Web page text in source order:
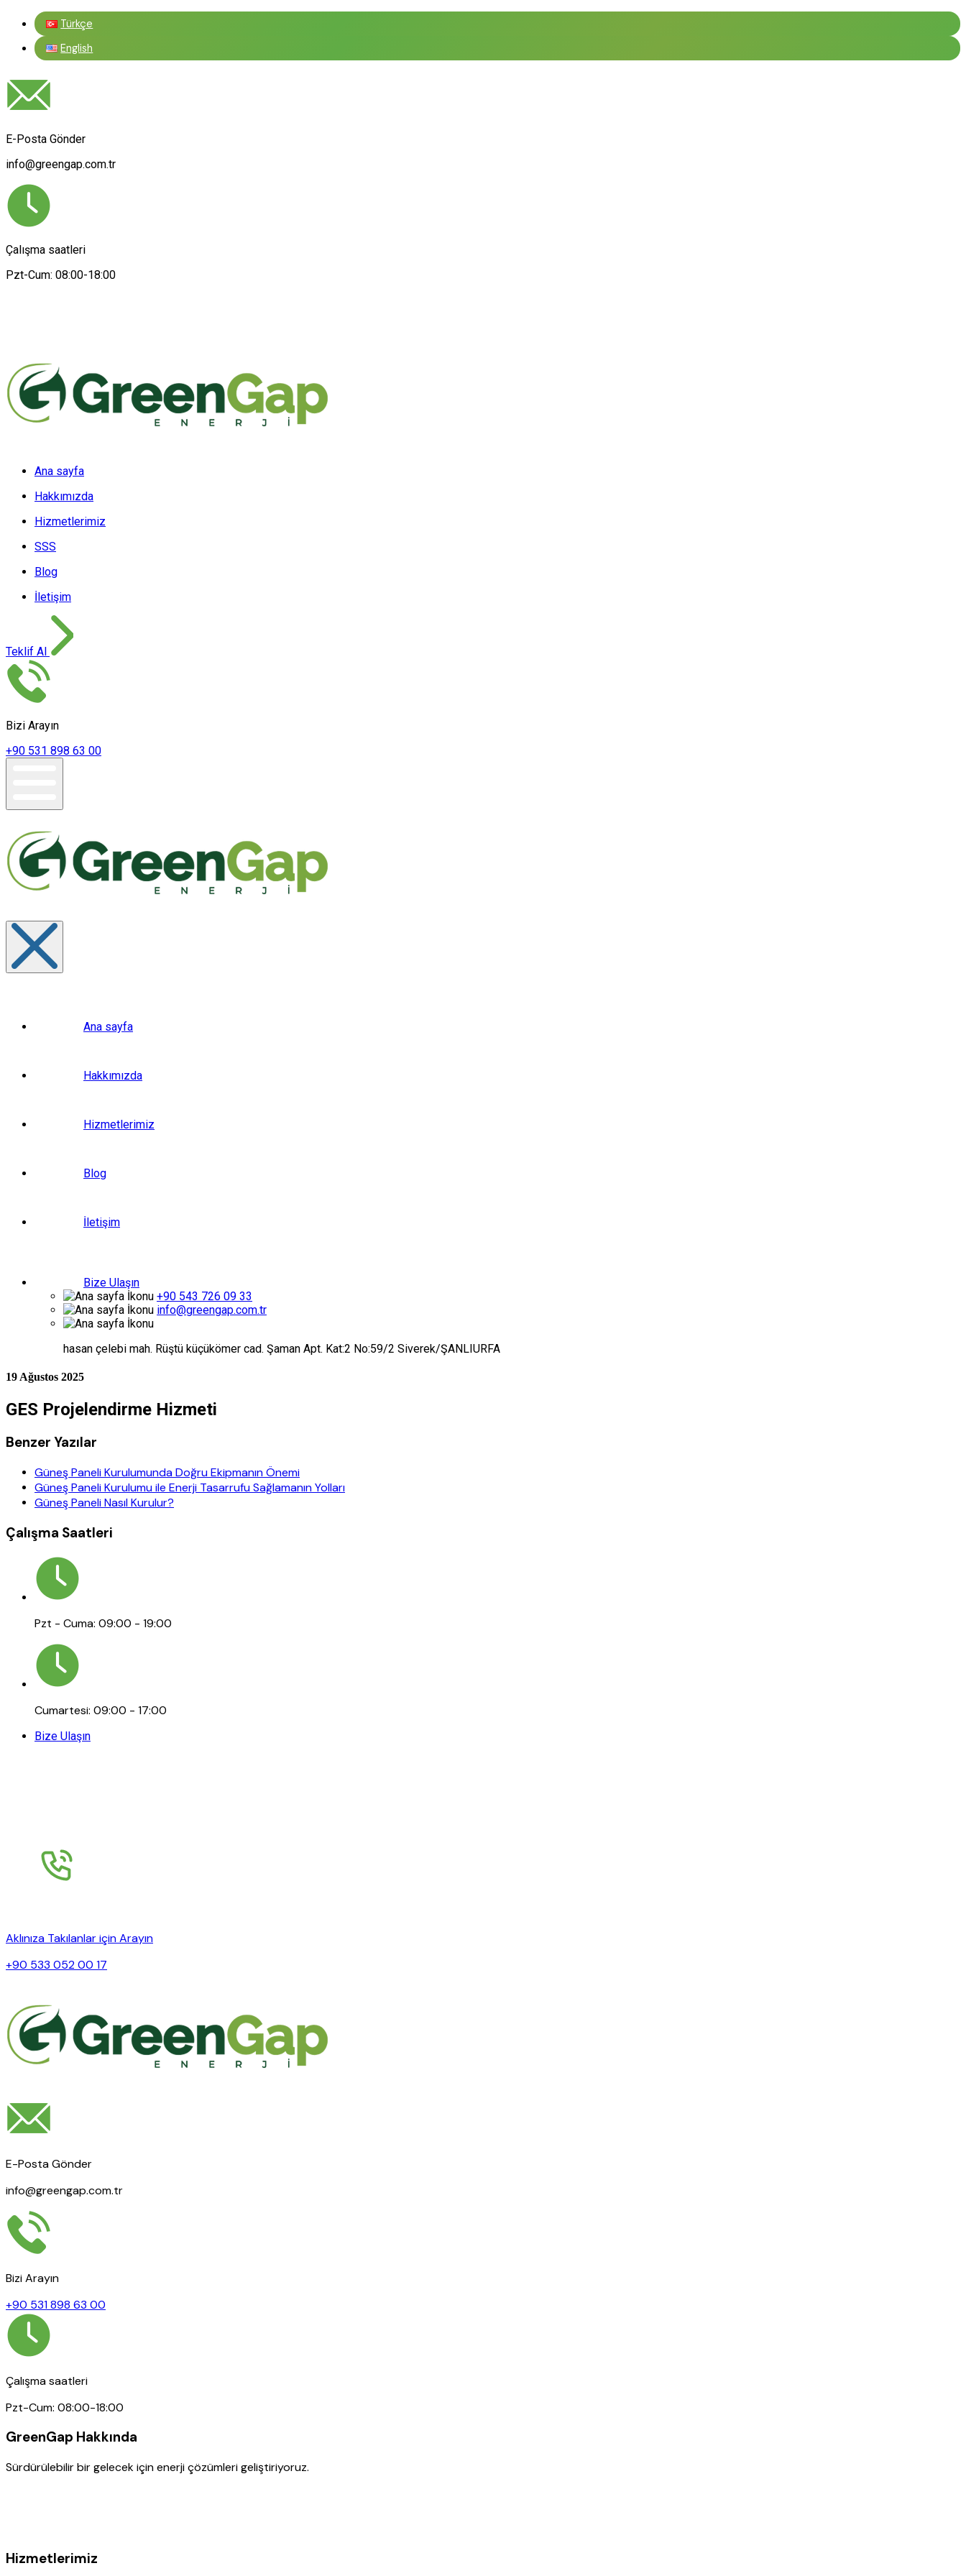
Türkçe
English
E-Posta Gönder
info@greengap.com.tr
Çalışma saatleri
Pzt-Cum: 08:00-18:00
Ana sayfa
Hakkımızda
Hizmetlerimiz
SSS
Blog
İletişim
Teklif Al
Bizi Arayın
+90 531 898 63 00
Ana sayfa
Hakkımızda
Hizmetlerimiz
Blog
İletişim
Bize Ulaşın
+90 543 726 09 33
info@greengap.com.tr
hasan çelebi mah. Rüştü küçükömer cad. Şaman Apt. Kat:2 No:59/2 Siverek/ŞANLIURFA
19 Ağustos 2025
GES Projelendirme Hizmeti
Benzer Yazılar
Güneş Paneli Kurulumunda Doğru Ekipmanın Önemi
Güneş Paneli Kurulumu ile Enerji Tasarrufu Sağlamanın Yolları
Güneş Paneli Nasıl Kurulur?
Çalışma Saatleri
Pzt - Cuma: 09:00 - 19:00
Cumartesi: 09:00 - 17:00
Bize Ulaşın
Aklınıza Takılanlar için Arayın
+90 533 052 00 17
E-Posta Gönder
info@greengap.com.tr
Bizi Arayın
+90 531 898 63 00
Çalışma saatleri
Pzt-Cum: 08:00-18:00
GreenGap Hakkında
Sürdürülebilir bir gelecek için enerji çözümleri geliştiriyoruz.
Hizmetlerimiz